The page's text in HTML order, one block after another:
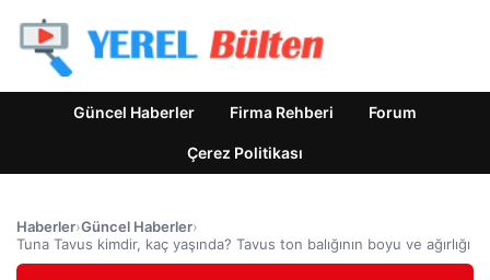
Güncel Haberler Firma Rehberi Forum
Çerez Politikası
Haberler›Güncel Haberler›
Tuna Tavus kimdir, kaç yaşında? Tavus ton balığının boyu ve ağırlığı